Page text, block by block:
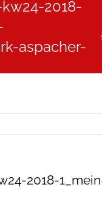
2018-
aspacher-
2018-